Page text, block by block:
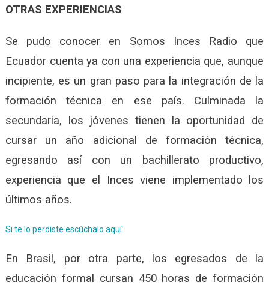
OTRAS EXPERIENCIAS
Se pudo conocer en Somos Inces Radio que
Ecuador cuenta ya con una experiencia que, aunque
incipiente, es un gran paso para la integración de la
formación técnica en ese país. Culminada la
secundaria, los jóvenes tienen la oportunidad de
cursar un año adicional de formación técnica,
egresando así con un bachillerato productivo,
experiencia que el Inces viene implementado los
últimos años.
Si te lo perdiste escúchalo aquí
En Brasil, por otra parte, los egresados de la
educación formal cursan 450 horas de formación